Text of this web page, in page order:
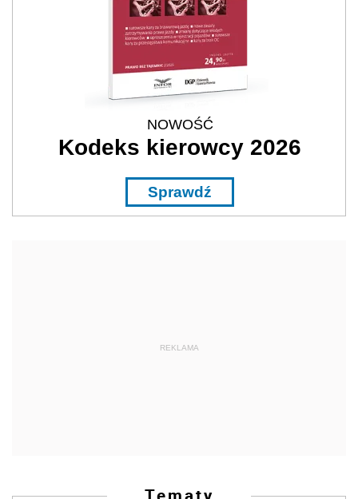
NOWOŚĆ
Kodeks kierowcy 2026
Sprawdź
REKLAMA